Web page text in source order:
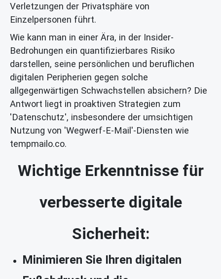
Verletzungen der Privatsphäre von
Einzelpersonen führt.
Wie kann man in einer Ära, in der Insider-
Bedrohungen ein quantifizierbares Risiko
darstellen, seine persönlichen und beruflichen
digitalen Peripherien gegen solche
allgegenwärtigen Schwachstellen absichern? Die
Antwort liegt in proaktiven Strategien zum
'Datenschutz', insbesondere der umsichtigen
Nutzung von 'Wegwerf-E-Mail'-Diensten wie
tempmailo.co.
Wichtige Erkenntnisse für
verbesserte digitale
Sicherheit:
Minimieren Sie Ihren digitalen